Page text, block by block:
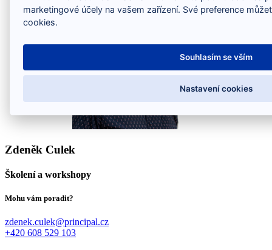
Zdeněk Culek
Školení a workshopy
Mohu vám poradit?
zdenek.culek@principal.cz
+420 608 529 103
marketingové účely na vašem zařízení. Své preference
cookies.
Souhlasím se vším
Nastavení cookies